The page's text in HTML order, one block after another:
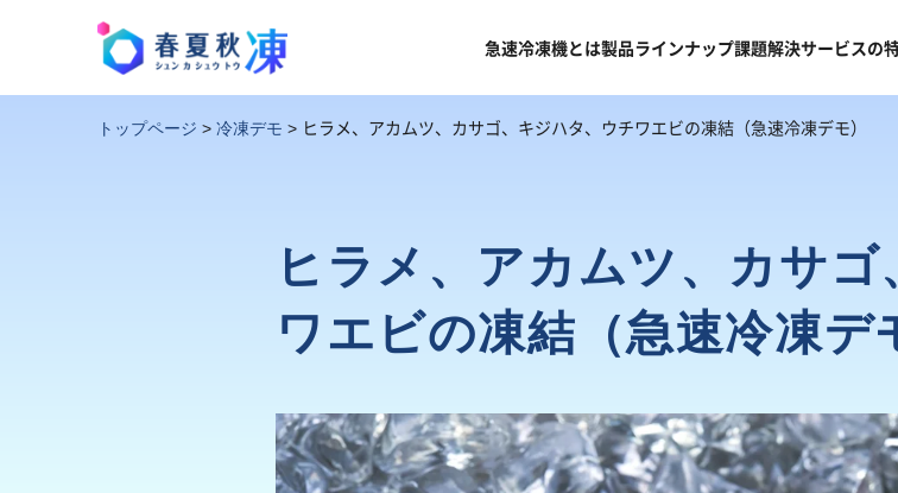
急速冷凍機とは製品ラインナップ課題解決サービスの
トップページ > 冷凍デモ > ヒラメ、アカムツ、カサゴ、キジハタ、ウチワエビの凍結（急速冷凍デモ）
ヒラメ、アカムツ、カサ
ワエビの凍結（急速冷凍デ